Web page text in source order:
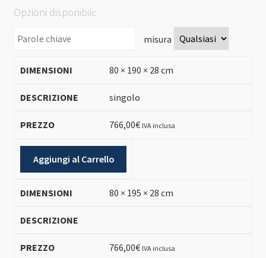
Opzioni disponibili:
misura
80 × 190 × 28 cm
singolo
766,00€ IVA inclusa
Aggiungi al Carrello
80 × 195 × 28 cm
766,00€ IVA inclusa